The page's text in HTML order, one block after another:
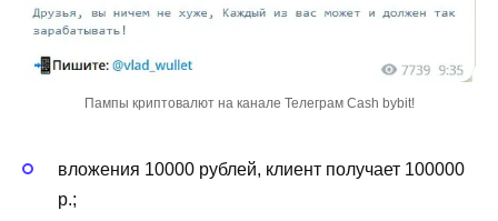
Пампы криптовалют на канале Телеграм Cash bybit!
вложения 10000 рублей, клиент получает 100000
р.;